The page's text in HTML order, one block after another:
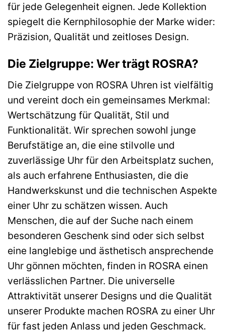
für jede Gelegenheit eignen. Jede Kollektion
spiegelt die Kernphilosophie der Marke wider:
Präzision, Qualität und zeitloses Design.
Die Zielgruppe: Wer trägt ROSRA?
Die Zielgruppe von ROSRA Uhren ist vielfältig
und vereint doch ein gemeinsames Merkmal:
Wertschätzung für Qualität, Stil und
Funktionalität. Wir sprechen sowohl junge
Berufstätige an, die eine stilvolle und
zuverlässige Uhr für den Arbeitsplatz suchen,
als auch erfahrene Enthusiasten, die die
Handwerkskunst und die technischen Aspekte
einer Uhr zu schätzen wissen. Auch
Menschen, die auf der Suche nach einem
besonderen Geschenk sind oder sich selbst
eine langlebige und ästhetisch ansprechende
Uhr gönnen möchten, finden in ROSRA einen
verlässlichen Partner. Die universelle
Attraktivität unserer Designs und die Qualität
unserer Produkte machen ROSRA zu einer Uhr
für fast jeden Anlass und jeden Geschmack.